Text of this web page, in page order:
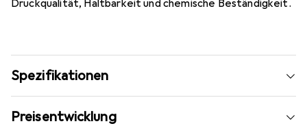
Druckqualität, Haltbarkeit und chemische Beständigkeit.
Spezifikationen
Preisentwicklung